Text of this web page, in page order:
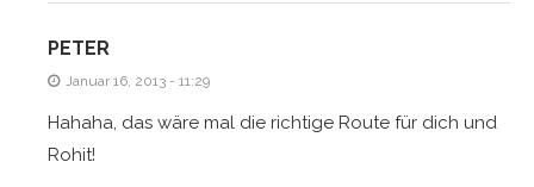
PETER
Januar 16, 2013 - 11:29
Hahaha, das wäre mal die richtige Route für dich und
Rohit!